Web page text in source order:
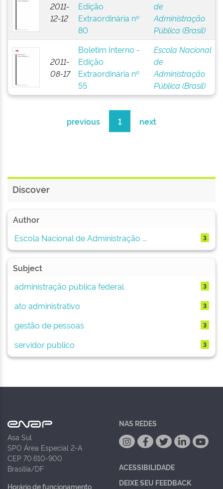
2011-
12-12
Edição
Extraordinária nº
80
de
Administração
Pública (Brasil)
2011-
08-17
Boletim Interno -
Edição
Extraordinária nº
55
Escola Nacional
de
Administração
Pública (Brasil)
previous 1 next
Discover
Author
Escola Nacional de Administração ...
3
Subject
administração pública federal
3
ato administrativo 3
gestão de pessoas 3
servidor publico 3
Asa Sul
SPO Área Especial 2-A
CEP 70.610-900
Brasília/DF
Horário de funcionamento
NAS REDES
ACESSIBILIDADE
DEIXE SEU FEEDBACK